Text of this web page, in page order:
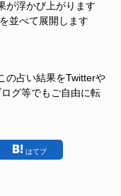
が浮かび上がります
並べて展開します
の占い結果をTwitterや
グ等でもご自由に転
はてブ